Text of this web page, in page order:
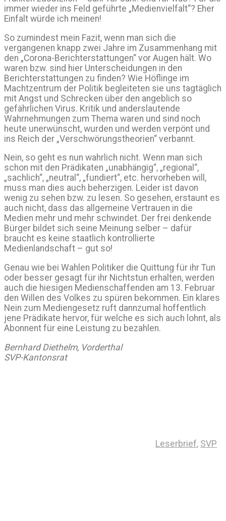
immer wieder ins Feld geführte „Medienvielfalt“? Eher
Einfalt würde ich meinen!
So zumindest mein Fazit, wenn man sich die
vergangenen knapp zwei Jahre im Zusammenhang mit
den „Corona-Berichterstattungen“ vor Augen hält. Wo
waren bzw. sind hier Unterscheidungen in den
Berichterstattungen zu finden? Wie Höflinge im
Machtzentrum der Politik begleiteten sie uns tagtäglich
mit Angst und Schrecken über den angeblich so
gefährlichen Virus. Kritik und anderslautende
Wahrnehmungen zum Thema waren und sind noch
heute unerwünscht, wurden und werden verpönt und
ins Reich der „Verschwörungstheorien“ verbannt.
Nein, so geht es nun wahrlich nicht. Wenn man sich
schon mit den Prädikaten „unabhängig“, „regional“,
„sachlich“, „neutral“, „fundiert“, etc. hervorheben will,
muss man dies auch beherzigen. Leider ist davon
wenig zu sehen bzw. zu lesen. So gesehen, erstaunt es
auch nicht, dass das allgemeine Vertrauen in die
Medien mehr und mehr schwindet. Der frei denkende
Bürger bildet sich seine Meinung selber – dafür
braucht es keine staatlich kontrollierte
Medienlandschaft – gut so!
Genau wie bei Wahlen Politiker die Quittung für ihr Tun
oder besser gesagt für ihr Nichtstun erhalten, werden
auch die hiesigen Medienschaffenden am 13. Februar
den Willen des Volkes zu spüren bekommen. Ein klares
Nein zum Mediengesetz ruft dannzumal hoffentlich
jene Prädikate hervor, für welche es sich auch lohnt, als
Abonnent für eine Leistung zu bezahlen.
Bernhard Diethelm, Vorderthal
SVP-Kantonsrat
Leserbrief, SVP